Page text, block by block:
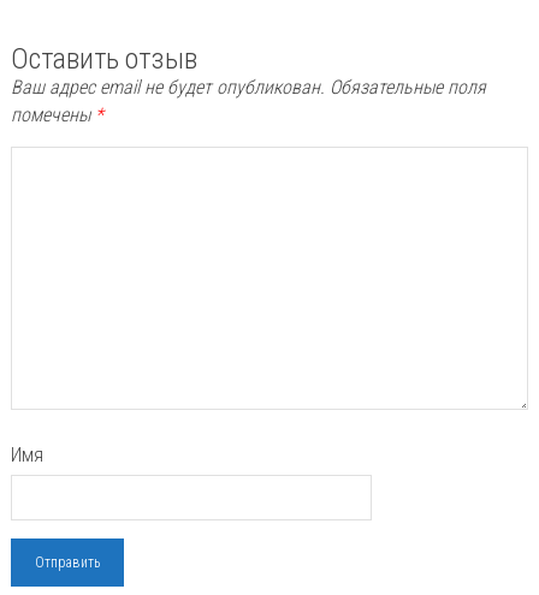
Оставить отзыв
Ваш адрес email не будет опубликован. Обязательные поля
помечены *
Имя